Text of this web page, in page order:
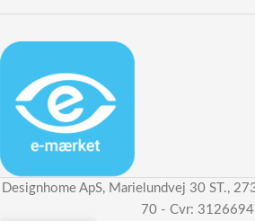
Designhome ApS, Marielundvej 30 ST.,
70 - Cvr: